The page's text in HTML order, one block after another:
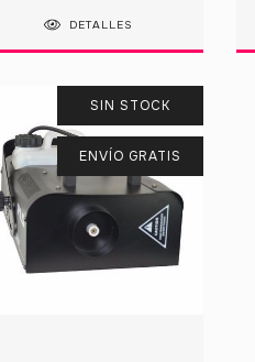
DETALLES
SIN STOCK
ENVÍO GRATIS